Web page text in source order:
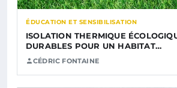
ÉDUCATION ET SENSIBILISATION
ISOLATION THERMIQUE
DURABLES POUR UN HABITAT…
CÉDRIC FONTAINE